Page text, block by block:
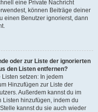
eine Private Nachricht
können Beiträge deiner
einen Benutzer ignorierst, dann
oder zur Liste der ignorierten
den Listen entfernen?
Listen setzen: In jedem
Hinzufügen zur Liste der
Außerdem kannst du im
Listen hinzufügen, indem du
kannst du sie auch wieder